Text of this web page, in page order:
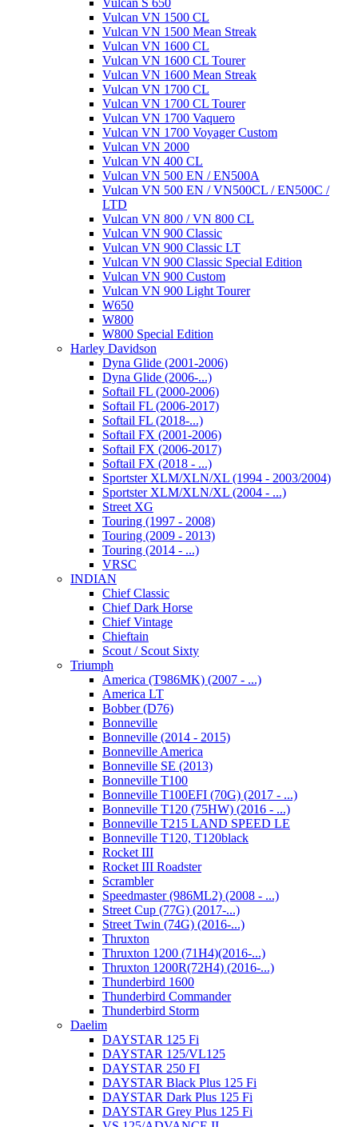
Vulcan S 650
Vulcan VN 1500 CL
Vulcan VN 1500 Mean Streak
Vulcan VN 1600 CL
Vulcan VN 1600 CL Tourer
Vulcan VN 1600 Mean Streak
Vulcan VN 1700 CL
Vulcan VN 1700 CL Tourer
Vulcan VN 1700 Vaquero
Vulcan VN 1700 Voyager Custom
Vulcan VN 2000
Vulcan VN 400 CL
Vulcan VN 500 EN / EN500A
Vulcan VN 500 EN / VN500CL / EN500C /
LTD
Vulcan VN 800 / VN 800 CL
Vulcan VN 900 Classic
Vulcan VN 900 Classic LT
Vulcan VN 900 Classic Special Edition
Vulcan VN 900 Custom
Vulcan VN 900 Light Tourer
W650
W800
W800 Special Edition
Harley Davidson
Dyna Glide (2001-2006)
Dyna Glide (2006-...)
Softail FL (2000-2006)
Softail FL (2006-2017)
Softail FL (2018-...)
Softail FX (2001-2006)
Softail FX (2006-2017)
Softail FX (2018 - ...)
Sportster XLM/XLN/XL (1994 - 2003/2004)
Sportster XLM/XLN/XL (2004 - ...)
Street XG
Touring (1997 - 2008)
Touring (2009 - 2013)
Touring (2014 - ...)
VRSC
INDIAN
Chief Classic
Chief Dark Horse
Chief Vintage
Chieftain
Scout / Scout Sixty
Triumph
America (T986MK) (2007 - ...)
America LT
Bobber (D76)
Bonneville
Bonneville (2014 - 2015)
Bonneville America
Bonneville SE (2013)
Bonneville T100
Bonneville T100EFI (70G) (2017 - ...)
Bonneville T120 (75HW) (2016 - ...)
Bonneville T215 LAND SPEED LE
Bonneville T120, T120black
Rocket III
Rocket III Roadster
Scrambler
Speedmaster (986ML2) (2008 - ...)
Street Cup (77G) (2017-...)
Street Twin (74G) (2016-...)
Thruxton
Thruxton 1200 (71H4)(2016-...)
Thruxton 1200R(72H4) (2016-...)
Thunderbird 1600
Thunderbird Commander
Thunderbird Storm
Daelim
DAYSTAR 125 Fi
DAYSTAR 125/VL125
DAYSTAR 250 FI
DAYSTAR Black Plus 125 Fi
DAYSTAR Dark Plus 125 Fi
DAYSTAR Grey Plus 125 Fi